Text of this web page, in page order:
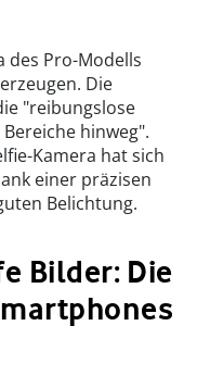
des Pro-Modells
Die
"reibungslose
hinweg".
Kamera hat sich
einer präzisen
Belichtung.
Bilder: Die